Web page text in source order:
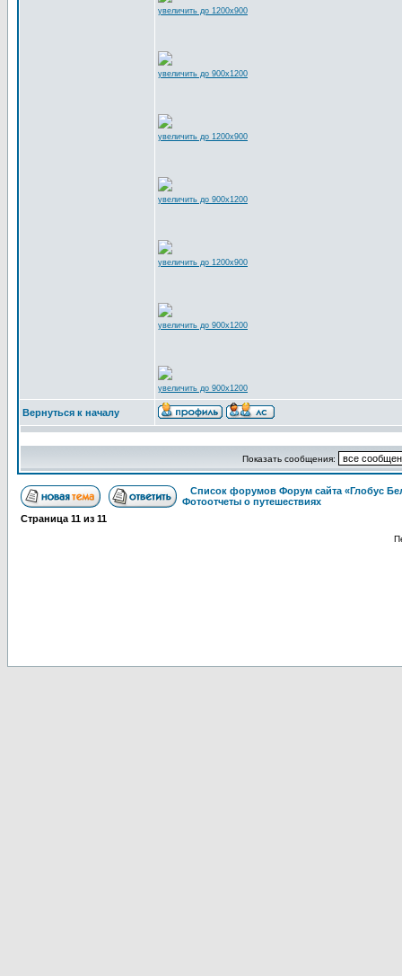
увеличить до 1200x900
увеличить до 900x1200
увеличить до 1200x900
увеличить до 900x1200
увеличить до 1200x900
увеличить до 900x1200
увеличить до 900x1200
Вернуться к началу
Показать сообщения:
Список форумов Форум сайта «Глобус
Фотоотчеты о путешествиях
Страница 11 из 11